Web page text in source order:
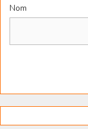
Nom